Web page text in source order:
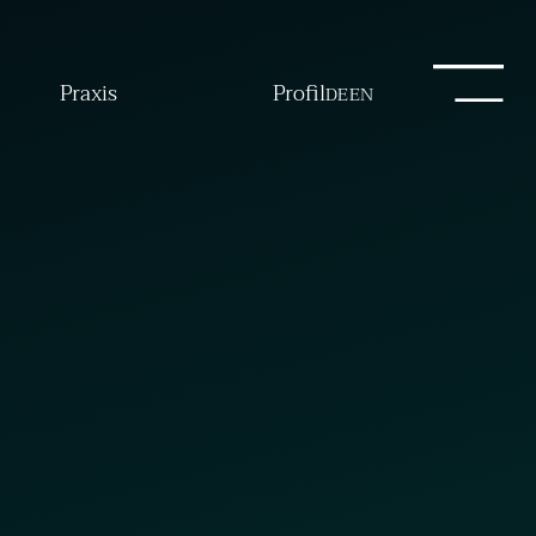
Praxis ProfilDEEN